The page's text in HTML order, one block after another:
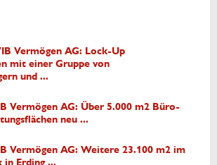
Vermögen AG: Lock-Up
mit einer Gruppe von
und ...
Vermögen AG: Über 5.000 m2 Büro-
neu ...
Vermögen AG: Weitere 23.100 m2 im